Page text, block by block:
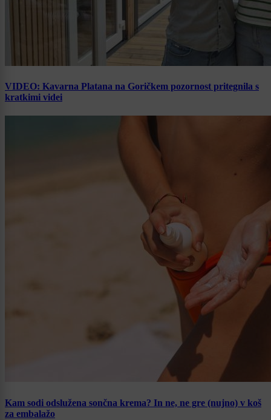
VIDEO: Kavarna Platana na Goričkem pozornost pritegnila s
kratkimi videi
Kam sodi odslužena sončna krema? In ne, ne gre (nujno) v koš
za embalažo